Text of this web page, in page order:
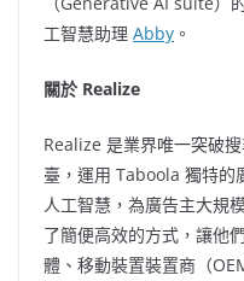
工智慧助理 Abby 。
關於 Realize
Realize 是業界唯一突破
臺，運用 Taboola 獨特的
人工智慧，為廣告主大規
了簡便高效的方式，讓他
體、移動裝置裝置商（